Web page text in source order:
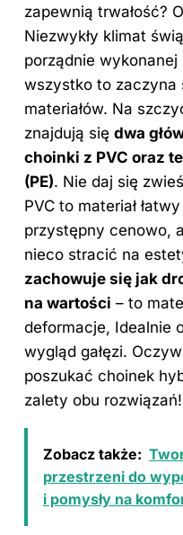
zapewnią trwałość?
Niezwykły klimat
porządnie
wszystko to zaczyna
materiałów. Na
znajdują się dwa
choinki z PVC oraz
(PE). Nie daj się
PVC to materiał
przystępny cenowo,
nieco stracić na
zachowuje się jak
na wartości – to
deformacje, Idealnie
wygląd gałęzi.
poszukać choinek
zalety obu rozwiązań!
Zobacz także:
przestrzeni do
i pomysły na